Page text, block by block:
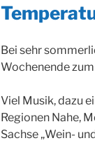
Bei sehr
Wochenende
Viel Musik, dazu
Regionen Nahe,
Sachse „Wein-